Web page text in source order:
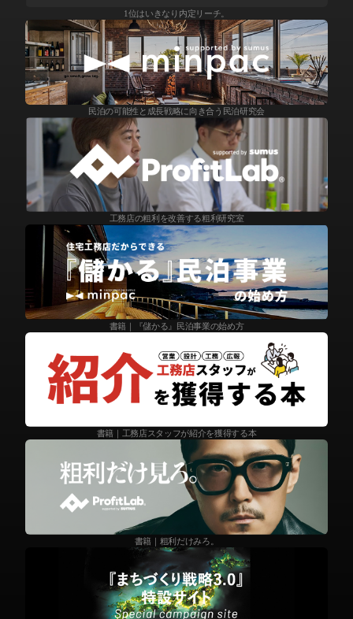
1位はいきなり内定リーチ。
民泊の可能性と成長戦略に向き合う民泊研究会
工務店の粗利を改善する粗利研究室
書籍｜『儲かる』民泊事業の始め方
書籍｜工務店スタッフが紹介を獲得する本
書籍｜粗利だけみろ。